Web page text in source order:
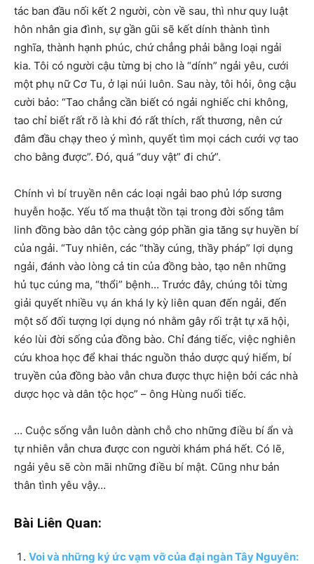
tác ban đầu nối kết 2 người, còn về sau, thì như quy luật
hôn nhân gia đình, sự gần gũi sẽ kết dính thành tình
nghĩa, thành hạnh phúc, chứ chẳng phải bằng loại ngải
kia. Tôi có người cậu từng bị cho là “dính” ngải yêu, cưới
một phụ nữ Cơ Tu, ở lại núi luôn. Sau này, tôi hỏi, ông cậu
cười bảo: “Tao chẳng cần biết có ngải nghiếc chi không,
tao chỉ biết rất rõ là khi đó rất thích, rất thương, nên cứ
đâm đầu chạy theo ý mình, quyết tìm mọi cách cưới vợ tao
cho bằng được”. Đó, quá “duy vật” đi chứ”.
Chính vì bí truyền nên các loại ngải bao phủ lớp sương
huyễn hoặc. Yếu tố ma thuật tồn tại trong đời sống tâm
linh đồng bào dân tộc càng góp phần gia tăng sự huyền bí
của ngải. “Tuy nhiên, các “thầy cúng, thầy pháp” lợi dụng
ngải, đánh vào lòng cả tin của đồng bào, tạo nên những
hủ tục cúng ma, “thổi” bệnh… Trước đây, chúng tôi từng
giải quyết nhiều vụ án khá ly kỳ liên quan đến ngải, đến
một số đối tượng lợi dụng nó nhằm gây rối trật tự xã hội,
kéo lùi đời sống của đồng bào. Chỉ đáng tiếc, việc nghiên
cứu khoa học để khai thác nguồn thảo dược quý hiếm, bí
truyền của đồng bào vẫn chưa được thực hiện bởi các nhà
dược học và dân tộc học” – ông Hùng nuối tiếc.
… Cuộc sống vẫn luôn dành chỗ cho những điều bí ẩn và
tự nhiên vẫn chưa được con người khám phá hết. Có lẽ,
ngải yêu sẽ còn mãi những điều bí mật. Cũng như bản
thân tình yêu vậy…
Bài Liên Quan:
Voi và những ký ức vạm vỡ của đại ngàn Tây Nguyên: